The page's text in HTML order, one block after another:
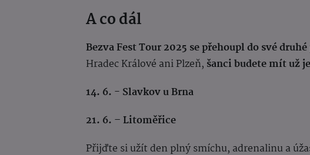
A co dál
Bezva Fest Tour 2025 se přehoupl do své
Hradec Králové ani Plzeň, šanci budete mít už
14. 6. - Slavkov u Brna
21. 6. – Litoměřice
Přijďte si užít den plný smíchu, adrenalinu a